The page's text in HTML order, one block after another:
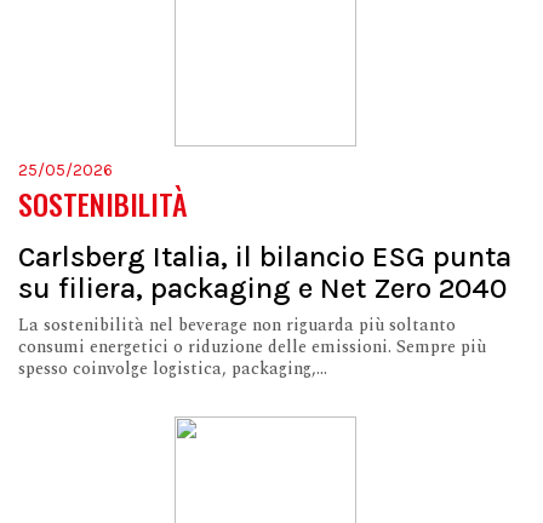
25/05/2026
SOSTENIBILITÀ
Carlsberg Italia, il bilancio ESG punta
su filiera, packaging e Net Zero 2040
La sostenibilità nel beverage non riguarda più soltanto
consumi energetici o riduzione delle emissioni. Sempre più
spesso coinvolge logistica, packaging,...